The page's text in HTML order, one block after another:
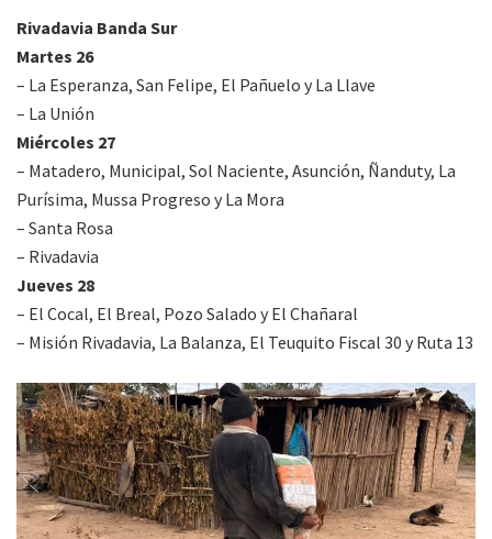
Rivadavia Banda Sur
Martes 26
– La Esperanza, San Felipe, El Pañuelo y La Llave
– La Unión
Miércoles 27
– Matadero, Municipal, Sol Naciente, Asunción, Ñanduty, La
Purísima, Mussa Progreso y La Mora
– Santa Rosa
– Rivadavia
Jueves 28
– El Cocal, El Breal, Pozo Salado y El Chañaral
– Misión Rivadavia, La Balanza, El Teuquito Fiscal 30 y Ruta 13